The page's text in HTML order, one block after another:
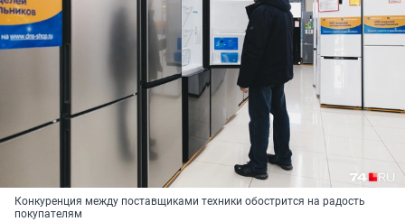
Конкуренция между поставщиками техники обострится на радость
покупателям